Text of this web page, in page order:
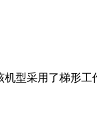
型采用了梯形